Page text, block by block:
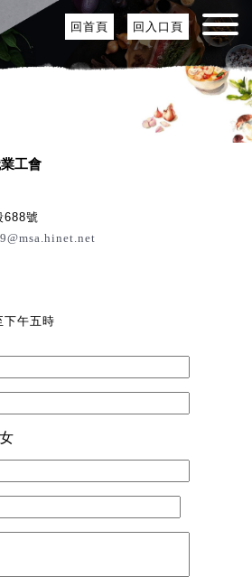
回首頁 回入口頁
工會
688號
午五時
女